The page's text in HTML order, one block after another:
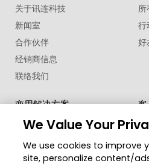
关于讯连科技
新闻室
合作伙伴
经销商信息
联络我们
所
行
好
商用解决方案
FaceMe ® SDK
支
We Value Your
We use cookies to improve
site, personalize content/